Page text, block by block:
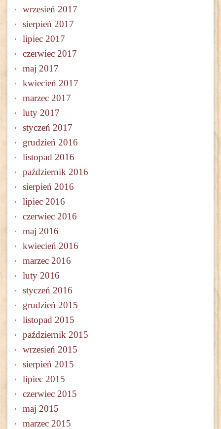
wrzesień 2017
sierpień 2017
lipiec 2017
czerwiec 2017
maj 2017
kwiecień 2017
marzec 2017
luty 2017
styczeń 2017
grudzień 2016
listopad 2016
październik 2016
sierpień 2016
lipiec 2016
czerwiec 2016
maj 2016
kwiecień 2016
marzec 2016
luty 2016
styczeń 2016
grudzień 2015
listopad 2015
październik 2015
wrzesień 2015
sierpień 2015
lipiec 2015
czerwiec 2015
maj 2015
marzec 2015